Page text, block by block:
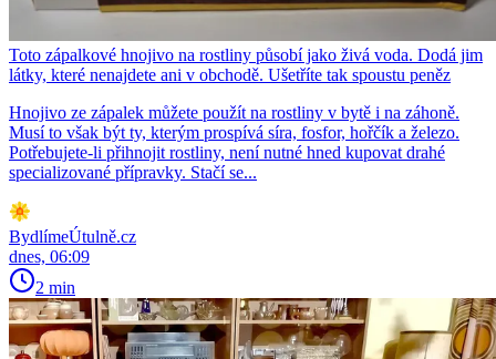
Toto zápalkové hnojivo na rostliny působí jako živá voda. Dodá jim
látky, které nenajdete ani v obchodě. Ušetříte tak spoustu peněz
Hnojivo ze zápalek můžete použít na rostliny v bytě i na záhoně.
Musí to však být ty, kterým prospívá síra, fosfor, hořčík a železo.
Potřebujete-li přihnojit rostliny, není nutné hned kupovat drahé
specializované přípravky. Stačí se...
BydlímeÚtulně.cz
dnes, 06:09
2 min